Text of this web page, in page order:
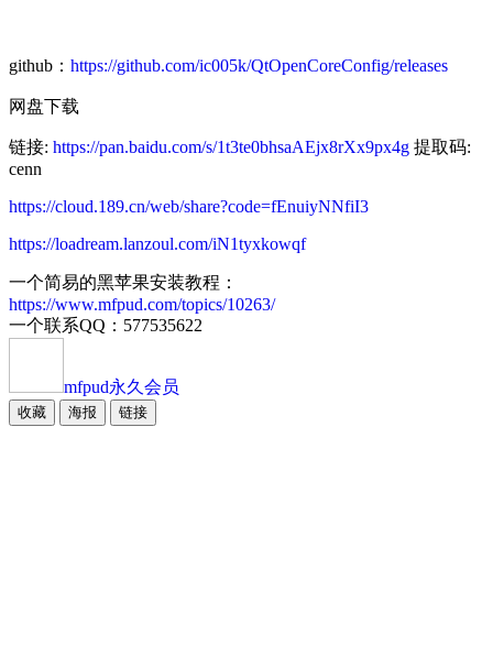
github： https://github.com/ic005k/QtOpenCoreConfig/releases
网盘下载
链接: https://pan.baidu.com/s/1t3te0bhsaAEjx8rXx9px4g 提取码:
cenn
https://cloud.189.cn/web/share?code=fEnuiyNNfiI3
https://loadream.lanzoul.com/iN1tyxkowqf
一个简易的黑苹果安装教程：
https://www.mfpud.com/topics/10263/
一个联系QQ：577535622
mfpud永久会员
收藏 海报 链接